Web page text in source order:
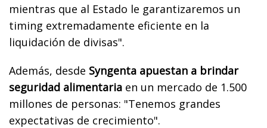
mientras que al Estado le garantizaremos un
timing extremadamente eficiente en la
liquidación de divisas".
Además, desde Syngenta apuestan a brindar
seguridad alimentaria en un mercado de 1.500
millones de personas: "Tenemos grandes
expectativas de crecimiento".